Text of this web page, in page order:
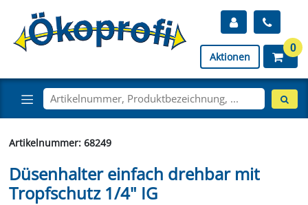
Aktionen
0
Artikelnummer: 68249
Düsenhalter einfach drehbar mit
Tropfschutz 1/4" IG